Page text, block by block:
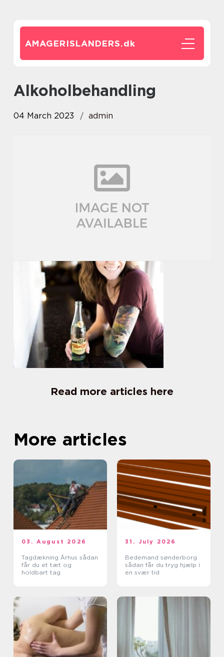
AMAGERISLANDERS.dk
alkoholbehandling
04 March 2023 admin
Read more articles here
More articles
03. August 2026
Tagdækning Århus sådan
får du et tæt og
holdbart tag
31. July 2026
Bedemand sønderborg
sådan får du tryg hjælp i
en svær tid